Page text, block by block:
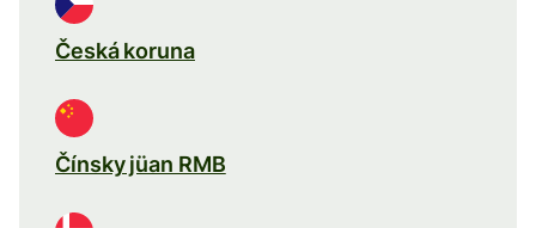
Česká koruna
Čínsky jüan RMB